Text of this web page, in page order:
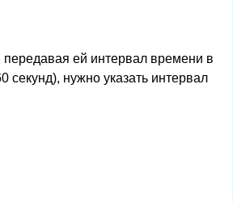
передавая ей интервал времени в
нужно указать интервал